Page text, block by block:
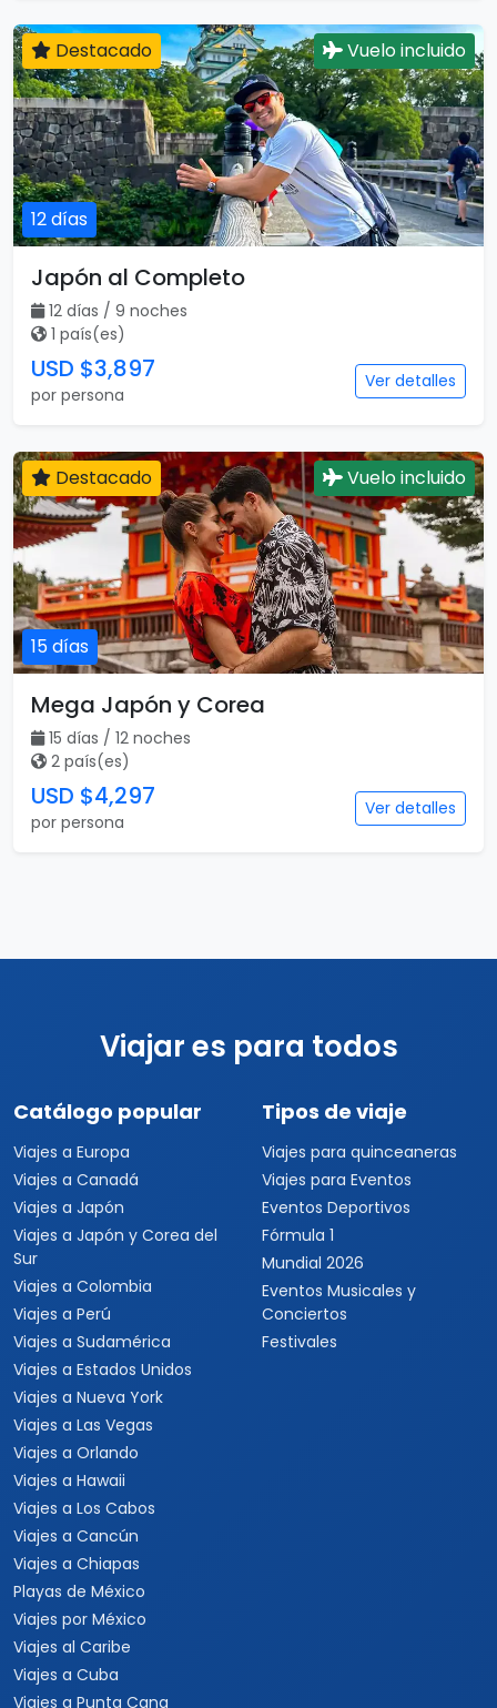
12 días
Destacado Vuelo incluido
Japón al Completo
12 días / 9 noches
1 país(es)
USD $3,897
por persona
Ver detalles
15 días
Destacado Vuelo incluido
Mega Japón y Corea
15 días / 12 noches
2 país(es)
USD $4,297
por persona
Ver detalles
Viajar es para todos
Catálogo popular
Viajes a Europa
Viajes a Canadá
Viajes a Japón
Viajes a Japón y Corea del
Sur
Viajes a Colombia
Viajes a Perú
Viajes a Sudamérica
Viajes a Estados Unidos
Viajes a Nueva York
Viajes a Las Vegas
Viajes a Orlando
Viajes a Hawaii
Viajes a Los Cabos
Viajes a Cancún
Viajes a Chiapas
Playas de México
Viajes por México
Viajes al Caribe
Viajes a Cuba
Viajes a Punta Cana
Tipos de viaje
Viajes para quinceaneras
Viajes para Eventos
Eventos Deportivos
Fórmula 1
Mundial 2026
Eventos Musicales y
Conciertos
Festivales